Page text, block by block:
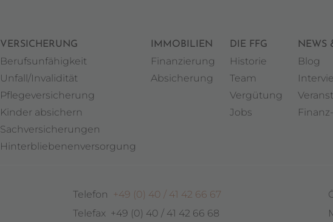
VERSICHERUNG
Berufsunfähigkeit
Unfall/Invalidität
Pflegeversicherung
Kinder absichern
Sachversicherungen
Hinterbliebenenversorgung
IMMOBILIEN
Finanzierung
Absicherung
DIE FFG
Historie
Team
Vergütung
Jobs
NEWS
Blog
Telefon +49 (0) 40 / 41 42 66 67
Telefax +49 (0) 40 / 41 42 66 68